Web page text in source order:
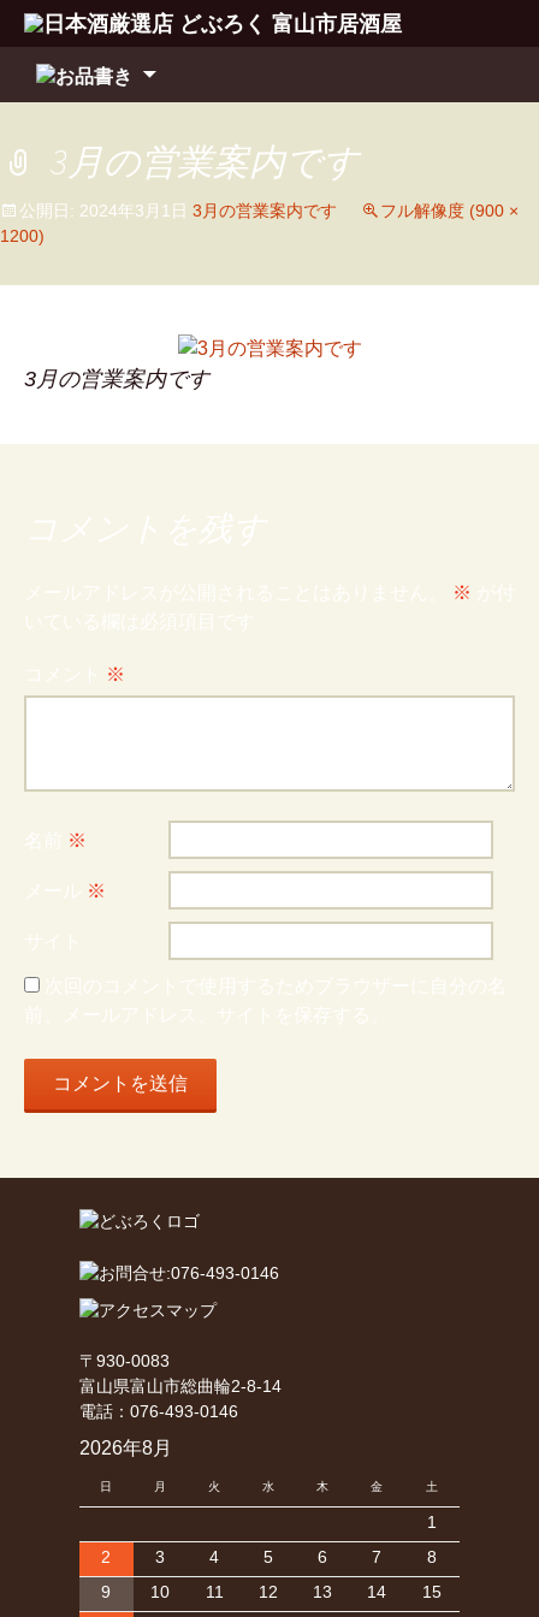
ン
ツ
へ
3月の営業案内です
公開日: 2024年3月1日 3月の営業案内です
フル解像度 (900 ×
1200)
3月の営業案内です
コメントを残す
メールアドレスが公開されることはありません。 ※ が付
いている欄は必須項目です
コメント ※
名前 ※
メール ※
サイト
次回のコメントで使用するためブラウザーに自分の名
前、メールアドレス、サイトを保存する。
〒930-0083
富山県富山市総曲輪2-8-14
電話：076-493-0146
2026年8月
日 月 火 水 木 金 土
1
2
3 4 5 6 7
8
9
10 11 12 13 14
15